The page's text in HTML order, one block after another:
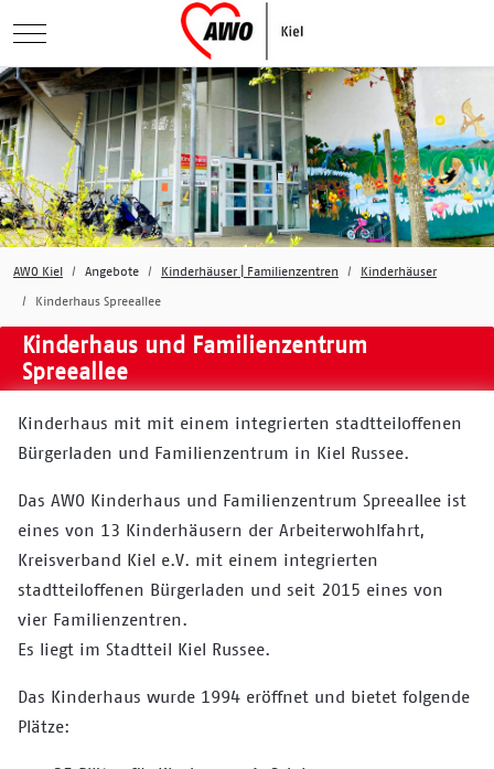
Mobile Menu Toggle
AWO Kiel Angebote Kinderhäuser | Familienzentren Kinderhäuser
Kinderhaus Spreeallee
Kinderhaus und Familienzentrum
Spreeallee
Kinderhaus mit mit einem integrierten stadtteiloffenen
Bürgerladen und Familienzentrum in Kiel Russee.
Das AWO Kinderhaus und Familienzentrum Spreeallee ist
eines von 13 Kinderhäusern der Arbeiterwohlfahrt,
Kreisverband Kiel e.V. mit einem integrierten
stadtteiloffenen Bürgerladen und seit 2015 eines von
vier Familienzentren.
Es liegt im Stadtteil Kiel Russee.
Das Kinderhaus wurde 1994 eröffnet und bietet folgende
Plätze: